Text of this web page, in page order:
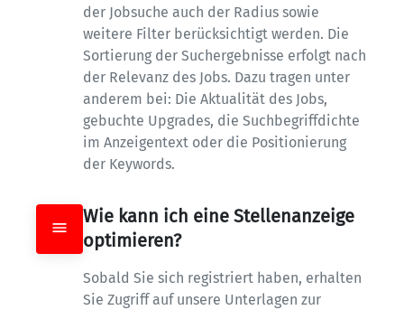
der Jobsuche auch der Radius sowie
weitere Filter berücksichtigt werden. Die
Sortierung der Suchergebnisse erfolgt nach
der Relevanz des Jobs. Dazu tragen unter
anderem bei: Die Aktualität des Jobs,
gebuchte Upgrades, die Suchbegriffdichte
im Anzeigentext oder die Positionierung
der Keywords.
Wie kann ich eine Stellenanzeige
optimieren?
Sobald Sie sich registriert haben, erhalten
Sie Zugriff auf unsere Unterlagen zur